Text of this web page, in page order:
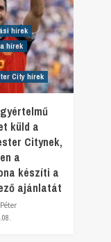
hírek
hírek
City hírek
küld a
Citynek,
a
készíti a
ajánlatát